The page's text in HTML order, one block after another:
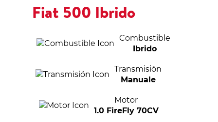
Fiat 500 Ibrido
Combustible
Ibrido
Transmisión
Manuale
Motor
1.0 FireFly 70CV